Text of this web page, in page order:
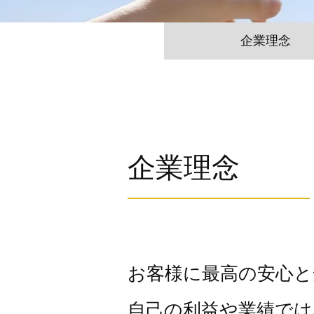
企業理念
企業理念
お客様に最高の安心
自己の利益や業績で